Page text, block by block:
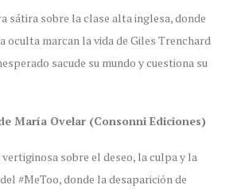
sátira sobre la clase alta inglesa, donde
oculta marcan la vida de Giles Trenchard
sacude su mundo y cuestiona su
María Ovelar (Consonni Ediciones)
sobre el deseo, la culpa y la
#MeToo, donde la desaparición de